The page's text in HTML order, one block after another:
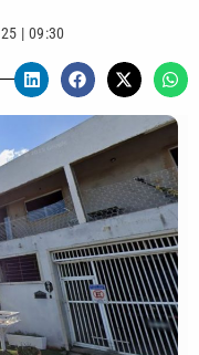
| 09:30